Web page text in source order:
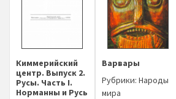
Киммерийский
центр. Выпуск 2.
Русы. Часть I.
Норманны и Русь
Варвары
Рубрики: Народы
мира